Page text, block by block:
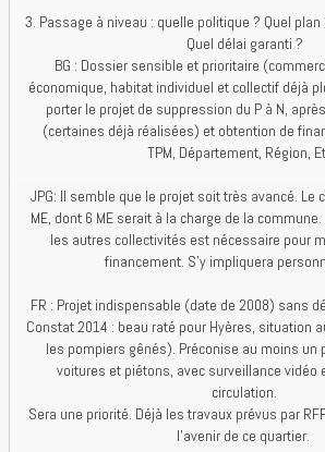
3. Passage à niveau : quelle politique ? Quel
Quel délai garanti ?
BG : Dossier sensible et prioritaire
économique, habitat individuel et collectif déjà
porter le projet de suppression du P à N,
(certaines déjà réalisées) et obtention de
TPM, Département, Région,
JPG: Il semble que le projet soit très avancé. Le
ME, dont 6 ME serait à la charge de la
les autres collectivités est nécessaire pour
financement. S'y impliquera
FR : Projet indispensable (date de 2008) sans
Constat 2014 : beau raté pour Hyères, situation
les pompiers gênés). Préconise au moins un
voitures et piétons, avec surveillance vidéo
circulation.
Sera une priorité. Déjà les travaux prévus par
l’avenir de ce quartier.